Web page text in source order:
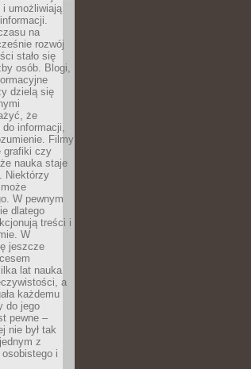
umożliwiają
na
rozwój
stało się
osób. Blogi,
dzielą się
że
do informacji,
Filmy
grafiki czy
nauka staje
Niektórzy
W pewnym
dlatego
treści i
W
jeszcze
lat nauka
a
każdemu
do jego
pewne –
nie był tak
z
i